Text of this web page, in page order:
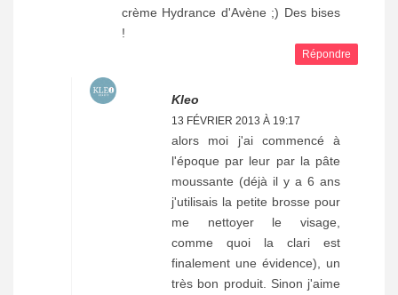
crème Hydrance d'Avène ;) Des bises
!
Répondre
Kleo
13 FÉVRIER 2013 À 19:17
alors moi j'ai commencé à
l'époque par leur par la pâte
moussante (déjà il y a 6 ans
j'utilisais la petite brosse pour
me nettoyer le visage,
comme quoi la clari est
finalement une évidence), un
très bon produit. Sinon j'aime